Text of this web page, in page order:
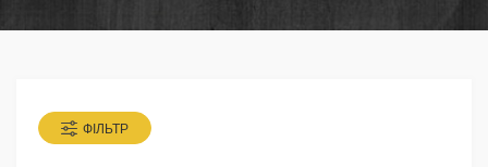
ФІЛЬТР